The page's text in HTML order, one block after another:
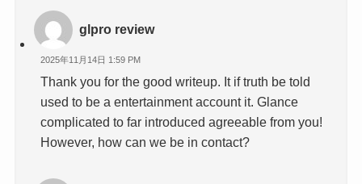
glpro review
2025年11月14日 1:59 PM
Thank you for the good writeup. It if truth be told
used to be a entertainment account it. Glance
complicated to far introduced agreeable from you!
However, how can we be in contact?